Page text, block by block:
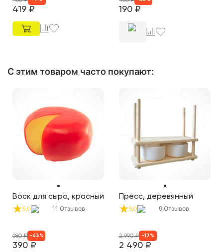
419 ₽ 190 ₽
С этим товаром часто покупают:
Воск для сыра, красный
5,0 11 Отзывов
390 ₽
680₽ - 43 %
Пресс, деревянный
5,0 9 Отзывов
2 490 ₽
2 990₽ -17 %